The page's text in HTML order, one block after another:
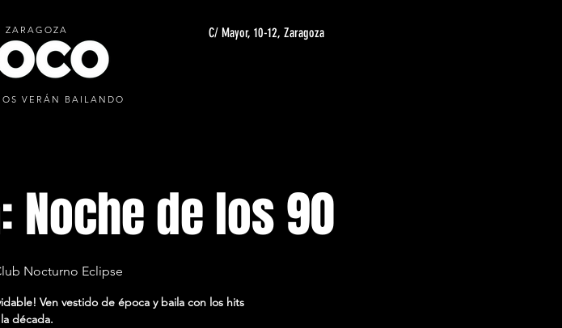
C/ Mayor, 10-12, Zaragoza
VERÁN BAILANDO
ZARAGOZA
Noche de los 90
Nocturno Eclipse
Ven vestido de época y baila con los hits
década.